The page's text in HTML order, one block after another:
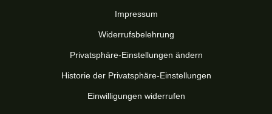
Impressum
Widerrufsbelehrung
Privatsphäre-Einstellungen ändern
Historie der Privatsphäre-Einstellungen
Einwilligungen widerrufen